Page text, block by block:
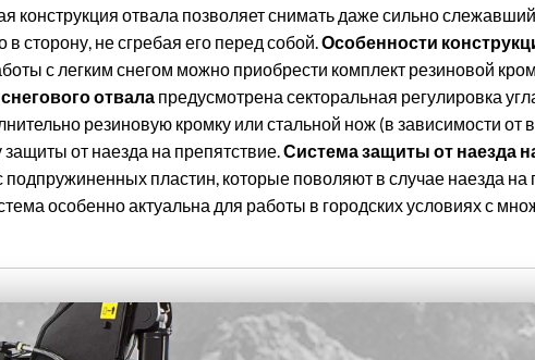
конструкция отвала позволяет снимать даже сильно
сторону, не сгребая его перед собой. Особенности
с легким снегом можно приобрести комплект резиновой
отвала предусмотрена секторальная регулировка
резиновую кромку или стальной нож (в зависимости от
от наезда на препятствие. Система защиты от наезда
пластин, которые поволяют в случае наезда на
особенно актуальна для работы в городских условиях с